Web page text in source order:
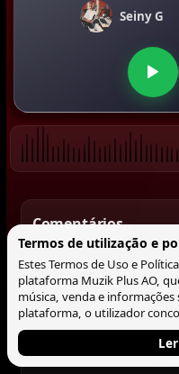
Seiny G
Comentários
Termos de utilização e
Estes Termos de Uso e
plataforma Muzik Plus AO,
música, venda e
plataforma, o utilizador